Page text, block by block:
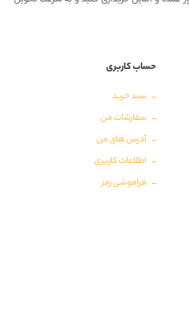
حساب کاربری
سبد خرید
سفارشات من
آدرس های من
اطلاعات کاربری
فراموشی رمز